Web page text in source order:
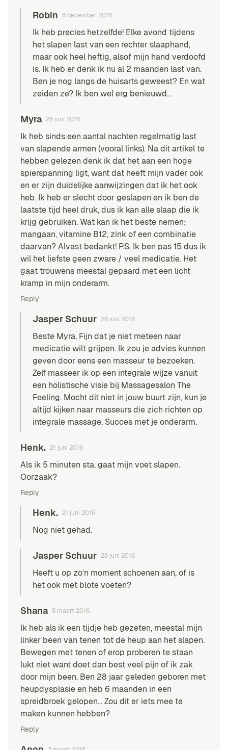
Robin 8 december 2016
Ik heb precies hetzelfde! Elke avond tijdens
het slapen last van een rechter slaaphand,
maar ook heel heftig, alsof mijn hand verdoofd
is. Ik heb er denk ik nu al 2 maanden last van.
Ben je nog langs de huisarts geweest? En wat
zeiden ze? Ik ben wel erg benieuwd…
Myra 28 juni 2016
Ik heb sinds een aantal nachten regelmatig last
van slapende armen (vooral links). Na dit artikel te
hebben gelezen denk ik dat het aan een hoge
spierspanning ligt, want dat heeft mijn vader ook
en er zijn duidelijke aanwijzingen dat ik het ook
heb. Ik heb er slecht door geslapen en ik ben de
laatste tijd heel druk, dus ik kan alle slaap die ik
krijg gebruiken. Wat kan ik het beste nemen;
mangaan, vitamine B12, zink of een combinatie
daarvan? Alvast bedankt! P.S. Ik ben pas 15 dus ik
wil het liefste geen zware / veel medicatie. Het
gaat trouwens meestal gepaard met een licht
kramp in mijn onderarm.
Reply
Jasper Schuur 28 juni 2016
Beste Myra, Fijn dat je niet meteen naar
medicatie wilt grijpen. Ik zou je advies kunnen
geven door eens een masseur te bezoeken.
Zelf masseer ik op een integrale wijze vanuit
een holistische visie bij Massagesalon The
Feeling. Mocht dit niet in jouw buurt zijn, kun je
altijd kijken naar masseurs die zich richten op
integrale massage. Succes met je onderarm.
Henk. 21 juni 2016
Als ik 5 minuten sta, gaat mijn voet slapen.
Oorzaak?
Reply
Henk. 21 juni 2016
Nog niet gehad.
Jasper Schuur 28 juni 2016
Heeft u op zo’n moment schoenen aan, of is
het ook met blote voeten?
Shana 8 maart 2016
Ik heb als ik een tijdje heb gezeten, meestal mijn
linker been van tenen tot de heup aan het slapen.
Bewegen met tenen of erop proberen te staan
lukt niet want doet dan best veel pijn of ik zak
door mijn been. Ben 28 jaar geleden geboren met
heupdysplasie en heb 6 maanden in een
spreidbroek gelopen… Zou dit er iets mee te
maken kunnen hebben?
Reply